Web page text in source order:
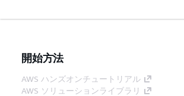
開始方法
AWS ハンズオンチュートリアル
AWS ソリューションライブラリ